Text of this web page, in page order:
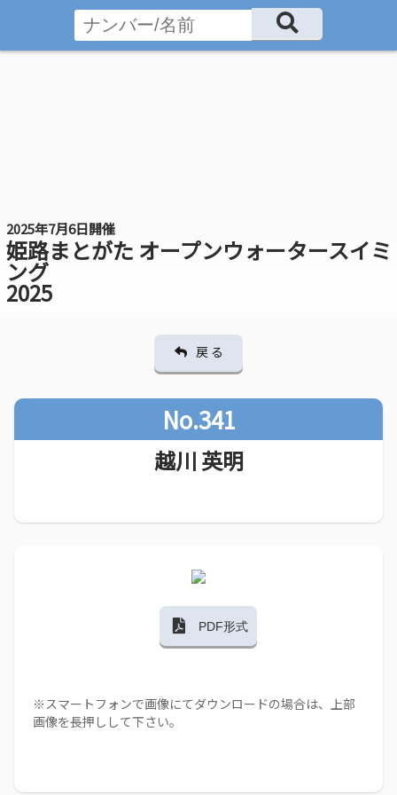
2025年7月6日開催
姫路まとがた オープンウォータースイミ
ング
2025
戻 る
No.341
越川 英明
PDF形式
※スマートフォンで画像にてダウンロードの場合は、上部
画像を長押しして下さい。